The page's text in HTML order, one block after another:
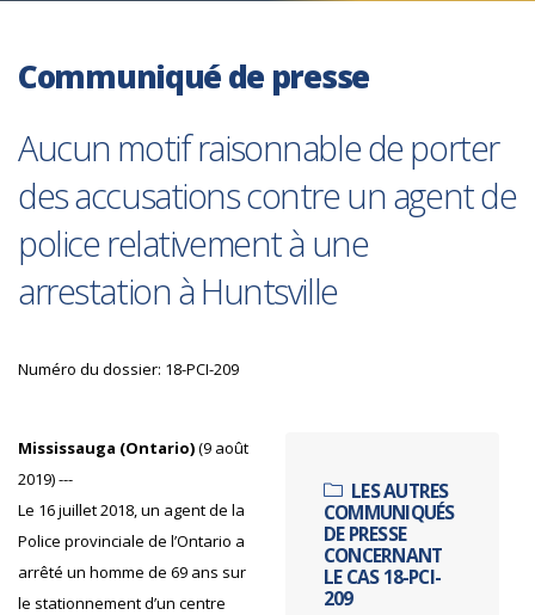
Communiqué de presse
Aucun motif raisonnable de porter
des accusations contre un agent de
police relativement à une
arrestation à Huntsville
Numéro du dossier: 18-PCI-209
LES AUTRES
COMMUNIQUÉS
DE PRESSE
CONCERNANT
LE CAS 18-PCI-
209
Mississauga (Ontario)(9 août
2019) ---
Le 16 juillet 2018, un agent de la
Police provinciale de l’Ontario a
arrêté un homme de 69 ans sur
le stationnement d’un centre